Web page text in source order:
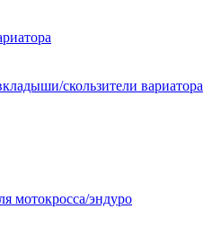
скользители вариатора
мотокросса/эндуро